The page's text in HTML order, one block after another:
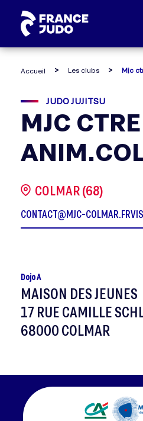
Accueil Les clubs
JUDO JUJITSU
MJC CTRE
COLMAR (68)
CONTACT@MJC-COLMAR.FR
Dojo A
MAISON DES JEUNES
17 RUE CAMILLE
68000 COLMAR